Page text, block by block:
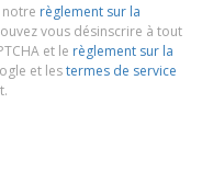
notre règlement sur la
vous désinscrire à tout
et le règlement sur la
et lestermes de service